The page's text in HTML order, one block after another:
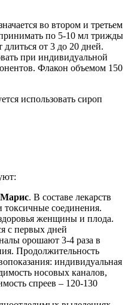
во втором и третьем
по 5-10 мл трижды
от 3 до 20 дней.
при индивидуальной
Флакон объемом 150
использовать сироп
. В составе лекарств
токсичные соединения.
женщины и плода.
с первых дней
орошают 3-4 раза в
Продолжительность
индивидуальная
носовых каналов,
спреев – 120-130